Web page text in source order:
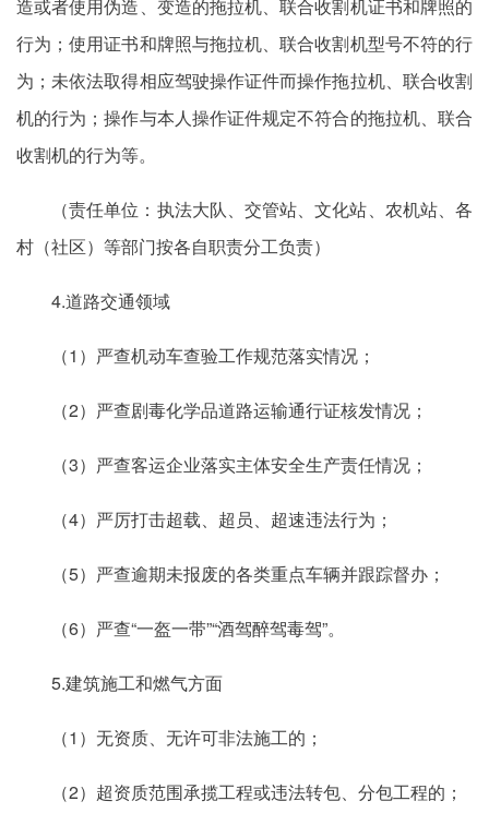
造或者使用伪造、变造的拖拉机、联合收割机证书和牌照的
行为；使用证书和牌照与拖拉机、联合收割机型号不符的行
为；未依法取得相应驾驶操作证件而操作拖拉机、联合收割
机的行为；操作与本人操作证件规定不符合的拖拉机、联合
收割机的行为等。
（责任单位：执法大队、交管站、文化站、农机站、各
村（社区）等部门按各自职责分工负责）
4.道路交通领域
（1）严查机动车查验工作规范落实情况；
（2）严查剧毒化学品道路运输通行证核发情况；
（3）严查客运企业落实主体安全生产责任情况；
（4）严厉打击超载、超员、超速违法行为；
（5）严查逾期未报废的各类重点车辆并跟踪督办；
（6）严查“一盔一带”“酒驾醉驾毒驾”。
5.建筑施工和燃气方面
（1）无资质、无许可非法施工的；
（2）超资质范围承揽工程或违法转包、分包工程的；